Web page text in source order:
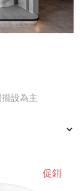
設為主